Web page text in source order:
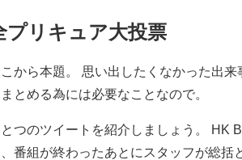
プリキュア大投票
から本題。 思い出したくなかった出
とめる為には必要なことなので。
つのツイートを紹介しましょう。 HK
番組が終わったあとにスタッフが総括